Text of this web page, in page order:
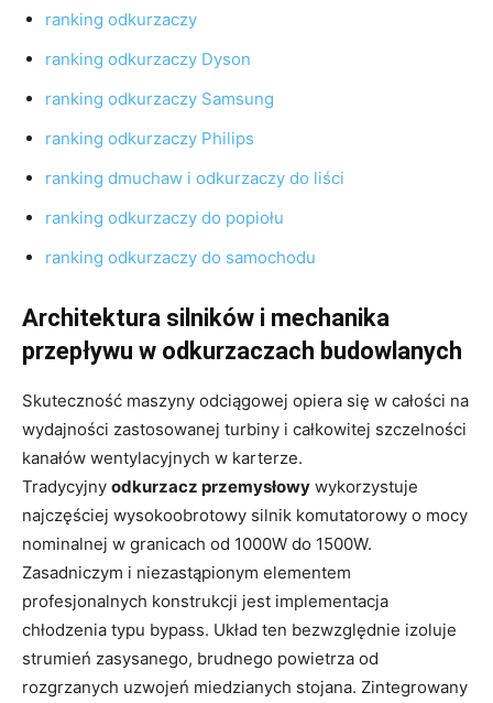
ranking odkurzaczy
ranking odkurzaczy Dyson
ranking odkurzaczy Samsung
ranking odkurzaczy Philips
ranking dmuchaw i odkurzaczy do liści
ranking odkurzaczy do popiołu
ranking odkurzaczy do samochodu
Architektura silników i mechanika
przepływu w odkurzaczach budowlanych
Skuteczność maszyny odciągowej opiera się w całości na
wydajności zastosowanej turbiny i całkowitej szczelności
kanałów wentylacyjnych w karterze.
Tradycyjny odkurzacz przemysłowy wykorzystuje
najczęściej wysokoobrotowy silnik komutatorowy o mocy
nominalnej w granicach od 1000W do 1500W.
Zasadniczym i niezastąpionym elementem
profesjonalnych konstrukcji jest implementacja
chłodzenia typu bypass. Układ ten bezwzględnie izoluje
strumień zasysanego, brudnego powietrza od
rozgrzanych uzwojeń miedzianych stojana. Zintegrowany